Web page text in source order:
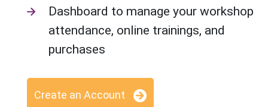
Dashboard to manage your workshop
attendance, online trainings, and
purchases
Create an Account